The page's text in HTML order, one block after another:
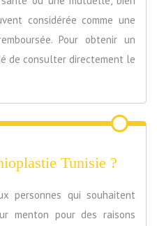
considérée comme une
Pour obtenir un
de consulter directement le
Tunisie ?
personnes qui souhaitent
menton pour des raisons